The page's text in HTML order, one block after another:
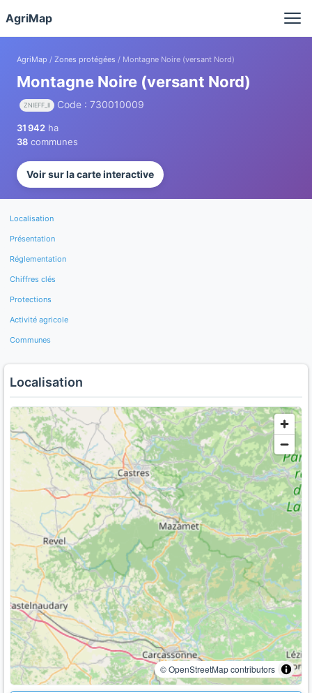
AgriMap
AgriMap / Zones protégées / Montagne Noire (versant Nord)
Montagne Noire (versant Nord)
ZNIEFF_II Code : 730010009
31 942 ha
38 communes
Voir sur la carte interactive
Localisation
Présentation
Réglementation
Chiffres clés
Protections
Activité agricole
Communes
Localisation
© OpenStreetMap contributors